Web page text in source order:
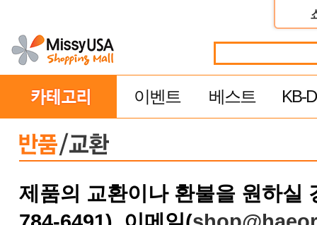
이벤트 베스트 KB-
제품의 교환이나 환불을 원하실